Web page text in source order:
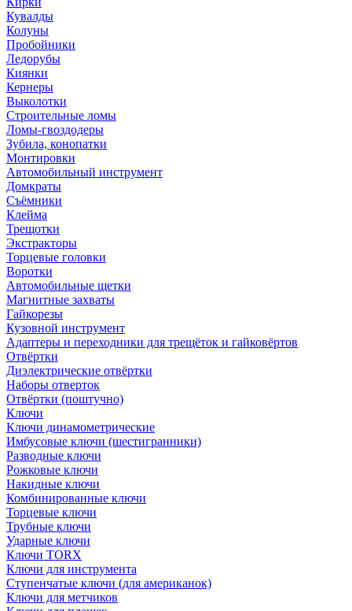
Кувалды
Колуны
Пробойники
Ледорубы
Киянки
Кернеры
Выколотки
Строительные ломы
Ломы-гвоздодеры
Зубила, конопатки
Монтировки
Автомобильный инструмент
Домкраты
Съёмники
Клейма
Трещотки
Экстракторы
Торцевые головки
Воротки
Автомобильные щетки
Магнитные захваты
Гайкорезы
Кузовной инструмент
Адаптеры и переходники для трещёток и гайковёртов
Отвёртки
Диэлектрические отвёртки
Наборы отверток
Отвёртки (поштучно)
Ключи
Ключи динамометрические
Имбусовые ключи (шестигранники)
Разводные ключи
Рожковые ключи
Накидные ключи
Комбинированные ключи
Торцевые ключи
Трубные ключи
Ударные ключи
Ключи TORX
Ключи для инструмента
Ступенчатые ключи (для американок)
Ключи для метчиков